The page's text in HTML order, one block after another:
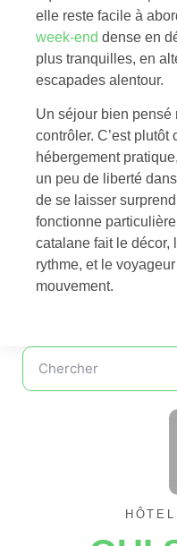
elle reste facile à
week-end dense en
plus tranquilles, en
escapades alentour.
Un séjour bien pensé
contrôler. C’est
hébergement
un peu de liberté
de se laisser
fonctionne
catalane fait le décor,
rythme, et le
mouvement.